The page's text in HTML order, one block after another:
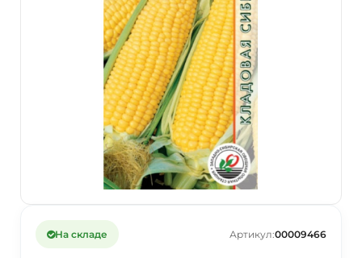
На складе Артикул:00009466